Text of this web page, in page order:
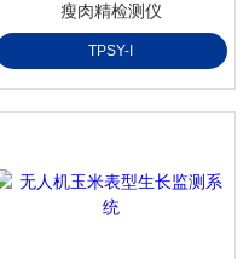
瘦肉精检测仪
TPSY-I